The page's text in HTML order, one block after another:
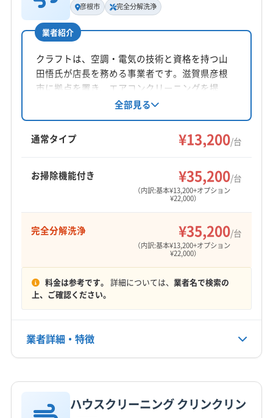
彦根市 完全分解洗浄
業者紹介
クラフトは、空調・電気の技術と資格を持つ山
田悟氏が店長を務める事業者です。滋賀県彦根
市に拠点を置き、エアコンクリーニングを提
供。完全分解洗浄や防カビ・抗菌コーティング
などのオプションも充実しています。丁寧な作
業で信頼できるサービスを目指しています。
全部見る
通常タイプ ¥13,200/台
お掃除機能付き ¥35,200/台
（内訳:基本¥13,200+オプション
¥22,000）
完全分解洗浄 ¥35,200/台
（内訳:基本¥13,200+オプション
¥22,000）
料金は参考です。 詳細については、 業者名で検索の
上、ご確認ください。
業者詳細・特徴
基本情報ハウスクリーニング クリンクリン